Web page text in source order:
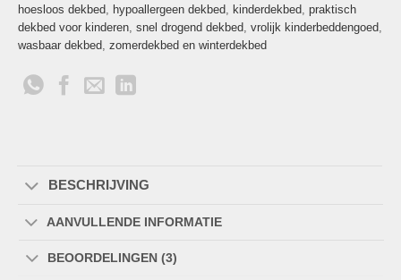
hoesloos dekbed, hypoallergeen dekbed, kinderdekbed, praktisch
dekbed voor kinderen, snel drogend dekbed, vrolijk kinderbeddengoed,
wasbaar dekbed, zomerdekbed en winterdekbed
BESCHRIJVING
AANVULLENDE INFORMATIE
BEOORDELINGEN (3)